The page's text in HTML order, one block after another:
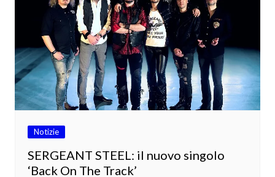
Notizie
SERGEANT STEEL: il nuovo singolo
‘Back On The Track’